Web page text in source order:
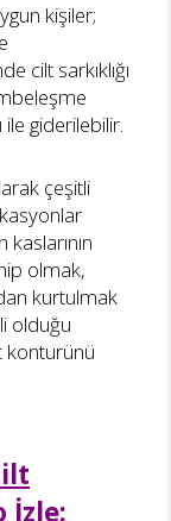
kişiler;
cilt sarkıklığı
giderilebilir.
çeşitli
olmak,
kurtulmak
olduğu
konturünü
İzle: